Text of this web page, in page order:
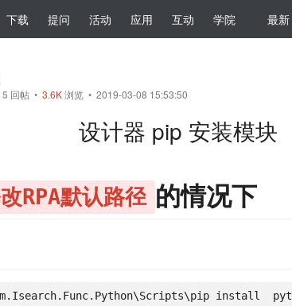
下载 提问 活动 应用 互动 学院 最新
5 回帖• 3.6K浏览 • 2019-03-08 15:53:50
设计器 pip 安装模块
RPA默认路径 的情况下